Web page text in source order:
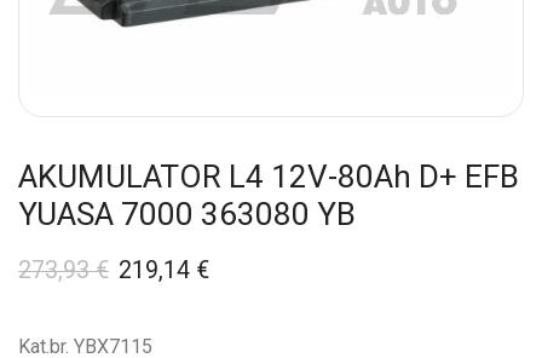
AKUMULATOR L4 12V-80Ah D+ EFB
YUASA 7000 363080 YB
273,93€ 219,14 €
Kat.br. YBX7115